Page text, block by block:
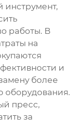
работы. В
на
и
более
оборудования.
пресс,
за